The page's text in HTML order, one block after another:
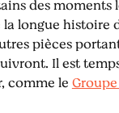
des moments
longue histoire
pièces
Il est
comme le